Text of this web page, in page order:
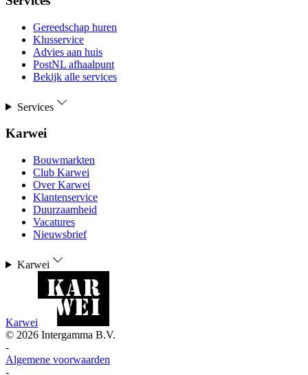
Gereedschap huren
Klusservice
Advies aan huis
PostNL afhaalpunt
Bekijk alle services
Services
Karwei
Bouwmarkten
Club Karwei
Over Karwei
Klantenservice
Duurzaamheid
Vacatures
Nieuwsbrief
Karwei
Karwei
© 2026 Intergamma B.V.
-
Algemene voorwaarden
-